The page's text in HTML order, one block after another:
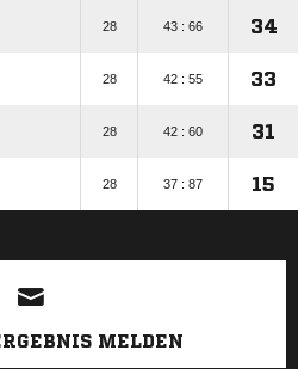
28 43 : 66 34
28 42 : 55 33
28 42 : 60 31
28 37 : 87 15
ANZEIGE
MELDEN